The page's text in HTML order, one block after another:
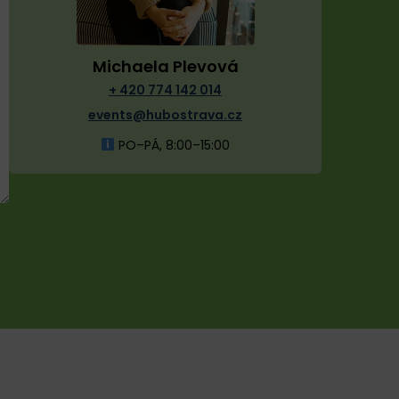
Michaela Plevová
+ 420 774 142 014
events@hubostrava.cz
PO–PÁ, 8:00–15:00